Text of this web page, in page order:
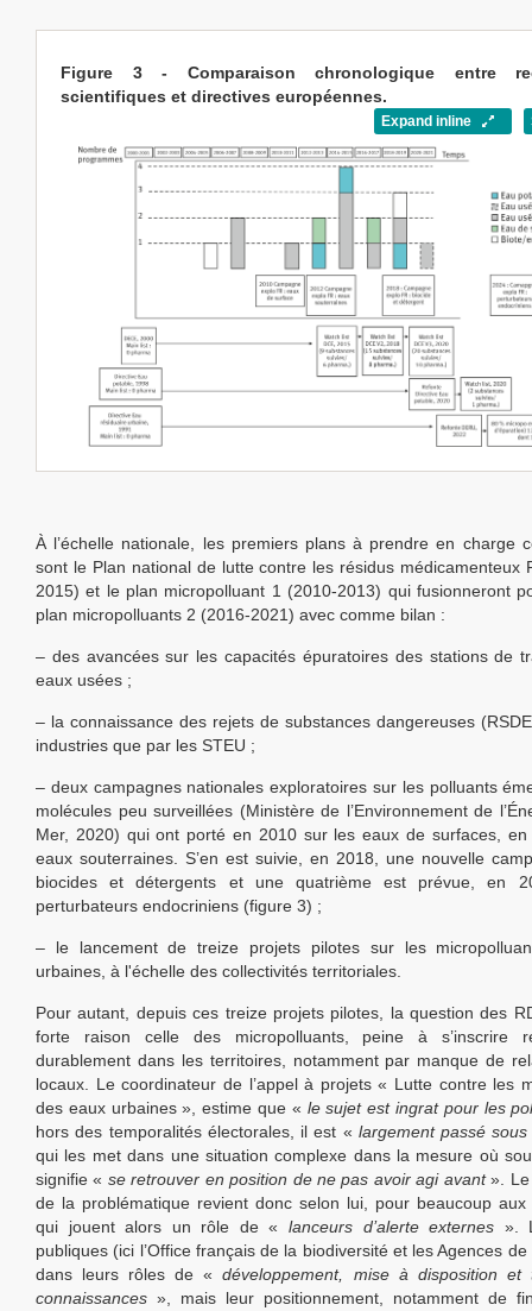
Figure 3 - Comparaison chronologique entre
scientifiques et directives européennes.
Expand inline
À l’échelle nationale, les premiers plans à prendre en charge
sont le Plan national de lutte contre les résidus médicamenteux
2015) et le plan micropolluant 1 (2010-2013) qui fusionneront
plan micropolluants 2 (2016-2021) avec comme bilan :
– des avancées sur les capacités épuratoires des stations de
eaux usées ;
– la connaissance des rejets de substances dangereuses
industries que par les STEU ;
– deux campagnes nationales exploratoires sur les polluants
molécules peu surveillées (Ministère de l’Environnement de
Mer, 2020) qui ont porté en 2010 sur les eaux de surfaces,
eaux souterraines. S’en est suivie, en 2018, une nouvelle
biocides et détergents et une quatrième est prévue, en
perturbateurs endocriniens (figure 3) ;
– le lancement de treize projets pilotes sur les
urbaines, à l'échelle des collectivités territoriales.
Pour autant, depuis ces treize projets pilotes, la question des
forte raison celle des micropolluants, peine à s’inscrire
durablement dans les territoires, notamment par manque de
locaux. Le coordinateur de l’appel à projets « Lutte contre les
des eaux urbaines », estime que « le sujet est ingrat pour les
hors des temporalités électorales, il est « largement passé sous
qui les met dans une situation complexe dans la mesure où
signifie « se retrouver en position de ne pas avoir agi avant». Le
de la problématique revient donc selon lui, pour beaucoup aux
qui jouent alors un rôle de «lanceurs d’alerte externes ».
publiques (ici l’Office français de la biodiversité et les Agences de
dans leurs rôles de «développement, mise à disposition et
connaissances », mais leur positionnement, notamment de